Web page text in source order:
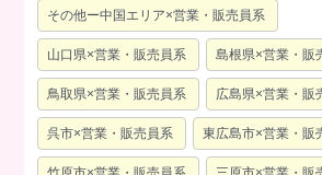
その他ー中国エリア×営業・販売員系
山口県×営業・販売員系 島根県×営業・販
鳥取県×営業・販売員系 広島県×営業・販
呉市×営業・販売員系 東広島市×営業・販